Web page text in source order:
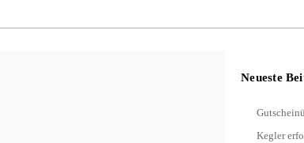
Neueste
Kegler